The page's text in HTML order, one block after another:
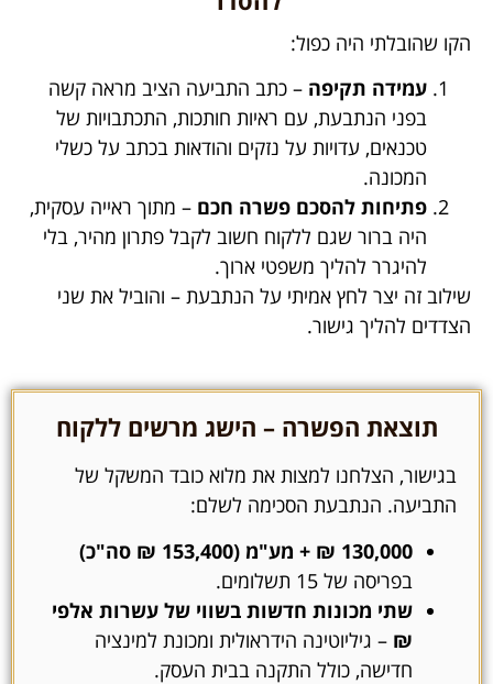
הקו שהובלתי היה כפול:
עמידה תקיפה – כתב התביעה הציב מראה קשה
בפני הנתבעת, עם ראיות חותכות, התכתבויות של
טכנאים, עדויות על נזקים והודאות בכתב על כשלי
המכונה.
פתיחות להסכם פשרה חכם – מתוך ראייה עסקית,
היה ברור שגם ללקוח חשוב לקבל פתרון מהיר, בלי
להיגרר להליך משפטי ארוך.
שילוב זה יצר לחץ אמיתי על הנתבעת – והוביל את שני
הצדדים להליך גישור.
תוצאת הפשרה – הישג מרשים ללקוח
בגישור, הצלחנו למצות את מלוא כובד המשקל של
התביעה. הנתבעת הסכימה לשלם:
130,000 ₪ + מע"מ (153,400 ₪ סה"כ)
בפריסה של 15 תשלומים.
שתי מכונות חדשות בשווי של עשרות אלפי
₪ – גיליוטינה הידראולית ומכונת למינציה
חדישה, כולל התקנה בבית העסק.